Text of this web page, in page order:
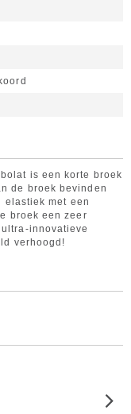
is een korte broek
de broek bevinden
elastiek met een
broek een zeer
innovatieve
verhoogd!